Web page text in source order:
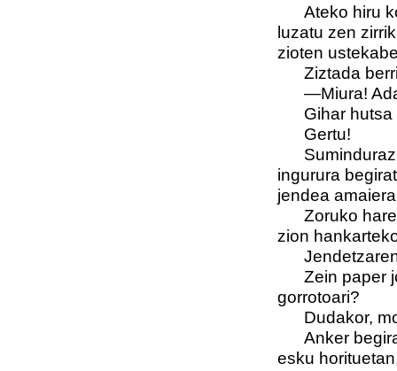
Ateko hiru
luzatu zen
zioten
Ziztada
—Miura!
Gihar
Gertu!
ingurura
jendea
Zoruko
zion
Zein paper
gorrotoari?
Dudakor,
Anker
esku